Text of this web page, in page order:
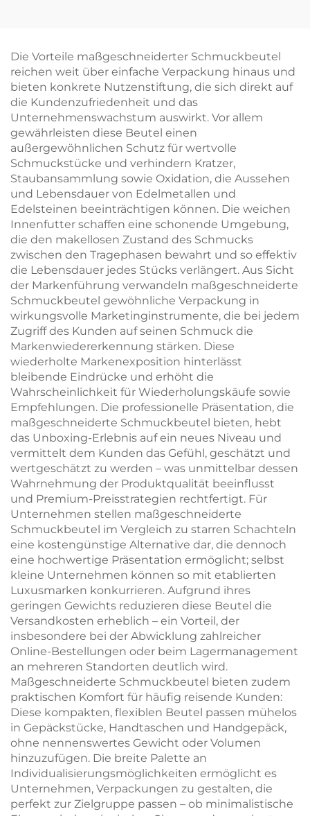
Schmuckbeutel für
Halsketten und
Armbänder mit
individuellem Logo
und Heißprägung
und weichem
Mikrofaser-Futter zur
Aufbewahrung von
Halsketten, Ohrringen
und Ringen
Die Vorteile maßgeschneiderter Schmuckbeutel
reichen weit über einfache Verpackung hinaus und
bieten konkrete Nutzenstiftung, die sich direkt auf
die Kundenzufriedenheit und das
Unternehmenswachstum auswirkt. Vor allem
gewährleisten diese Beutel einen
außergewöhnlichen Schutz für wertvolle
Schmuckstücke und verhindern Kratzer,
Staubansammlung sowie Oxidation, die Aussehen
und Lebensdauer von Edelmetallen und
Edelsteinen beeinträchtigen können. Die weichen
Innenfutter schaffen eine schonende Umgebung,
die den makellosen Zustand des Schmucks
zwischen den Tragephasen bewahrt und so effektiv
die Lebensdauer jedes Stücks verlängert. Aus Sicht
der Markenführung verwandeln maßgeschneiderte
Schmuckbeutel gewöhnliche Verpackung in
wirkungsvolle Marketinginstrumente, die bei jedem
Zugriff des Kunden auf seinen Schmuck die
Markenwiedererkennung stärken. Diese
wiederholte Markenexposition hinterlässt
bleibende Eindrücke und erhöht die
Wahrscheinlichkeit für Wiederholungskäufe sowie
Empfehlungen. Die professionelle Präsentation, die
maßgeschneiderte Schmuckbeutel bieten, hebt
das Unboxing-Erlebnis auf ein neues Niveau und
vermittelt dem Kunden das Gefühl, geschätzt und
wertgeschätzt zu werden – was unmittelbar dessen
Wahrnehmung der Produktqualität beeinflusst
und Premium-Preisstrategien rechtfertigt. Für
Unternehmen stellen maßgeschneiderte
Schmuckbeutel im Vergleich zu starren Schachteln
eine kostengünstige Alternative dar, die dennoch
eine hochwertige Präsentation ermöglicht; selbst
kleine Unternehmen können so mit etablierten
Luxusmarken konkurrieren. Aufgrund ihres
geringen Gewichts reduzieren diese Beutel die
Versandkosten erheblich – ein Vorteil, der
insbesondere bei der Abwicklung zahlreicher
Online-Bestellungen oder beim Lagermanagement
an mehreren Standorten deutlich wird.
Maßgeschneiderte Schmuckbeutel bieten zudem
praktischen Komfort für häufig reisende Kunden:
Diese kompakten, flexiblen Beutel passen mühelos
in Gepäckstücke, Handtaschen und Handgepäck,
ohne nennenswertes Gewicht oder Volumen
hinzuzufügen. Die breite Palette an
Individualisierungsmöglichkeiten ermöglicht es
Unternehmen, Verpackungen zu gestalten, die
perfekt zur Zielgruppe passen – ob minimalistische